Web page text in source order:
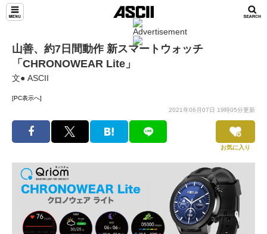
山善、約7日間動作 新スマートウォッチ
「CHRONOWEAR Lite」
文● ASCII
[PC表示へ]
2021年06月07日 19時05分更新
お気に入り